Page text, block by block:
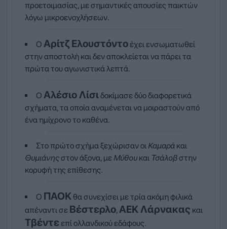
προετοιμασίας, με σημαντικές απουσίες παικτών
λόγω μικροενοχλήσεων.
Ο Αρίτζ Ελουστόντο έχει ενσωματωθεί
στην αποστολή και δεν αποκλείεται να πάρει τα
πρώτα του αγωνιστικά λεπτά.
Ο Αλέσιο Λίσιδοκίμασε δύο διαφορετικά
σχήματα, τα οποία αναμένεται να μοιραστούν από
ένα ημίχρονο το καθένα.
Στο πρώτο σχήμα ξεχώρισαν οι Καμαρά και
Θυμιάνηςστον άξονα, με Μύθου και Τσάλοβστην
κορυφή της επίθεσης.
Ο ΠΑΟΚ θα συνεχίσει με τρία ακόμη φιλικά
απέναντι σε Βέστερλο,ΑΕΚ Λάρνακας και
Τβέντε επί ολλανδικού εδάφους.